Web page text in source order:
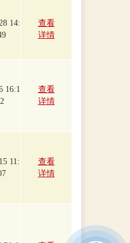
14:
查看
详情
16:1
查看
详情
11:
查看
详情